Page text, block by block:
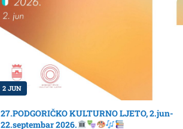
2 JUN
27.PODGORIČKO KULTURNO LJETO, 2.jun-
22.septembar 2026.